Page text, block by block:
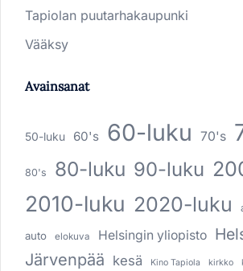
Tapiolan puutarhakaupunki
Vääksy
Avainsanat
50-luku 60's 60-luku 70's
80's 80-luku 90-luku
2010-luku 2020-luku
auto elokuva Helsingin yliopisto
Järvenpää kesä Kino Tapiola kirkko